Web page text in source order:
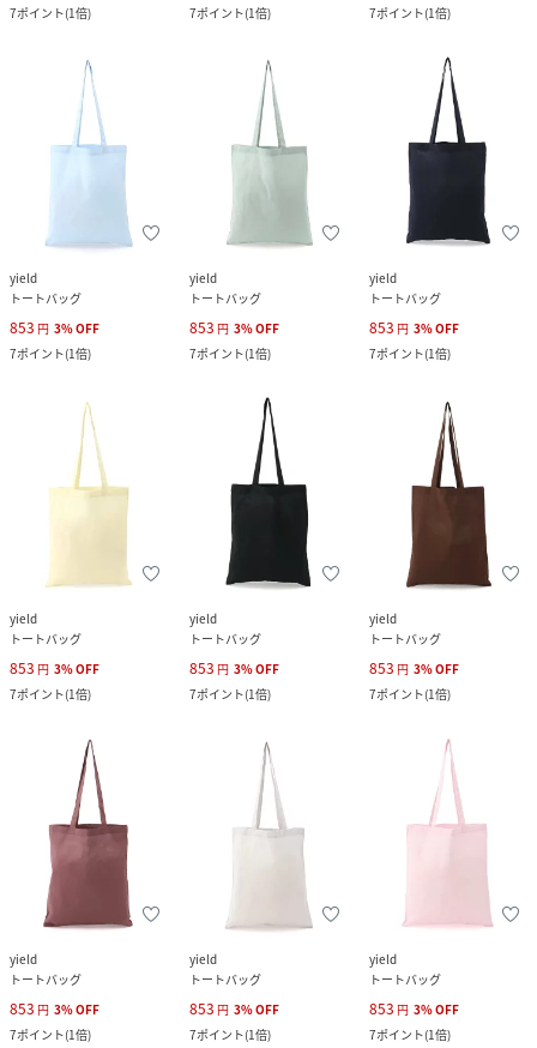
7ポイント(1倍)
7ポイント(1倍)
7ポイント(1倍)
yield
トートバッグ
853 円 3%OFF
7ポイント(1倍)
yield
トートバッグ
853 円 3%OFF
7ポイント(1倍)
yield
トートバッグ
853 円 3%OFF
7ポイント(1倍)
yield
トートバッグ
853 円 3%OFF
7ポイント(1倍)
yield
トートバッグ
853 円 3%OFF
7ポイント(1倍)
yield
トートバッグ
853 円 3%OFF
7ポイント(1倍)
yield
トートバッグ
853 円 3%OFF
7ポイント(1倍)
yield
トートバッグ
853 円 3%OFF
7ポイント(1倍)
yield
トートバッグ
853 円 3%OFF
7ポイント(1倍)